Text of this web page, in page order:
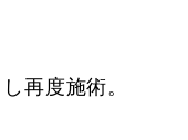
再度施術。